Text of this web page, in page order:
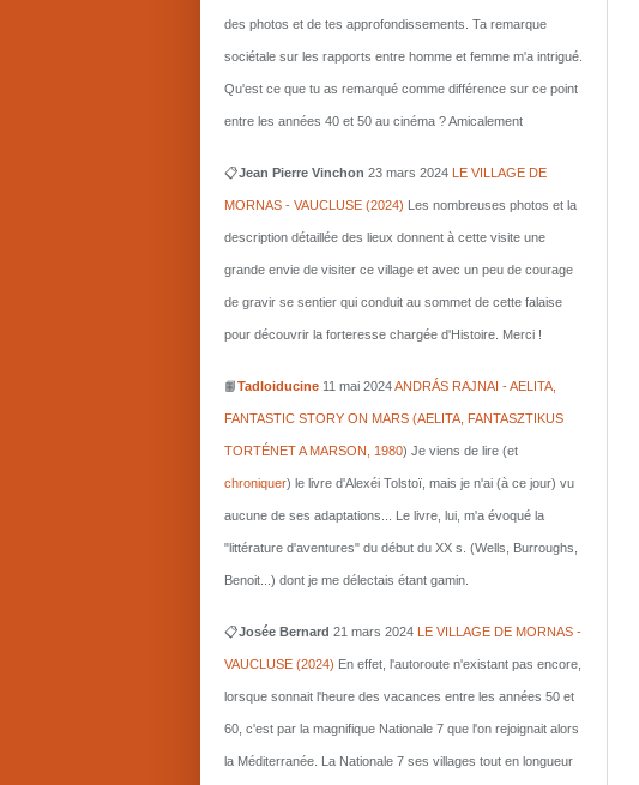
des photos et de tes approfondissements. Ta remarque
sociétale sur les rapports entre homme et femme m'a intrigué.
Qu'est ce que tu as remarqué comme différence sur ce point
entre les années 40 et 50 au cinéma ? Amicalement
📋Jean Pierre Vinchon 23 mars 2024 LE VILLAGE DE
MORNAS - VAUCLUSE (2024) Les nombreuses photos et la
description détaillée des lieux donnent à cette visite une
grande envie de visiter ce village et avec un peu de courage
de gravir se sentier qui conduit au sommet de cette falaise
pour découvrir la forteresse chargée d'Histoire. Merci !
📙Tadloiducine 11 mai 2024ANDRÁS RAJNAI - AELITA,
FANTASTIC STORY ON MARS (AELITA, FANTASZTIKUS
TORTÉNET A MARSON, 1980) Je viens de lire (et
chroniquer) le livre d'Alexéi Tolstoï, mais je n'ai (à ce jour) vu
aucune de ses adaptations... Le livre, lui, m'a évoqué la
"littérature d'aventures" du début du XX s. (Wells, Burroughs,
Benoit...) dont je me délectais étant gamin.
📋Josée Bernard 21 mars 2024 LE VILLAGE DE MORNAS -
VAUCLUSE (2024) En effet, l'autoroute n'existant pas encore,
lorsque sonnait l'heure des vacances entre les années 50 et
60, c'est par la magnifique Nationale 7 que l'on rejoignait alors
la Méditerranée. La Nationale 7 ses villages tout en longueur